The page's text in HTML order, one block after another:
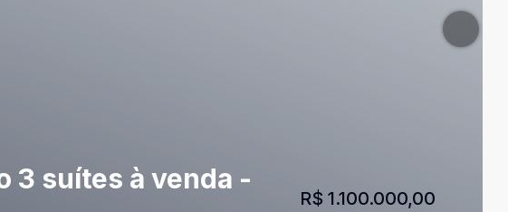
3 suítes à venda -
R$ 1.100.000,00